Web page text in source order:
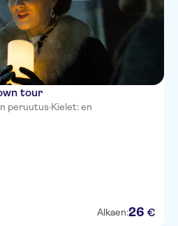
Stanley Park
Belmont
tour
peruutus·Kielet: en
Alkaen:26 €